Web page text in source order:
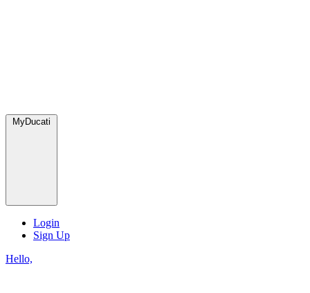
MyDucati
Login
Sign Up
Hello,